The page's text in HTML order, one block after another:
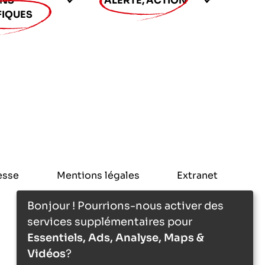
Mentions légales Extranet
Bonjour ! Pourrions-nous activer des
services supplémentaires pour
Essentiels, Ads, Analyse, Maps &
Vidéos?